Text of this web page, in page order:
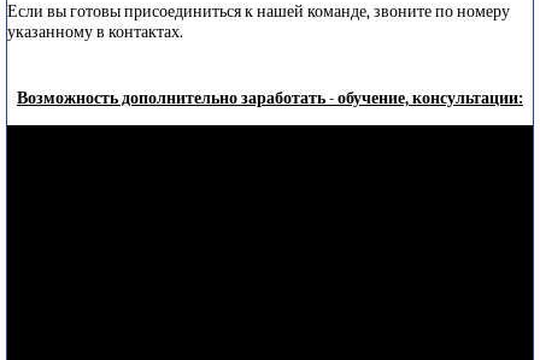
Если вы готовы присоединиться к нашей команде, звоните по номеру
указанному в контактах.
Возможность дополнительно заработать - обучение, консультации: